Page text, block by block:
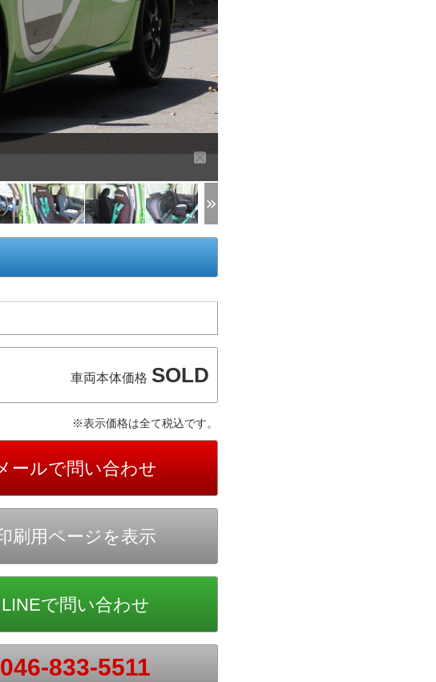
車両本体価格 SOLD
※表示価格は全て税込です。
046-833-5511